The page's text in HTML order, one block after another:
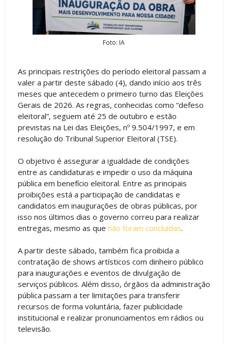
Foto: IA
As principais restrições do período eleitoral passam a
valer a partir deste sábado (4), dando início aos três
meses que antecedem o primeiro turno das Eleições
Gerais de 2026. As regras, conhecidas como “defeso
eleitoral”, seguem até 25 de outubro e estão
previstas na Lei das Eleições, nº 9.504/1997, e em
resolução do Tribunal Superior Eleitoral (TSE).
O objetivo é assegurar a igualdade de condições
entre as candidaturas e impedir o uso da máquina
pública em benefício eleitoral. Entre as principais
proibições está a participação de candidatas e
candidatos em inaugurações de obras públicas, por
isso nos últimos dias o governo correu para realizar
entregas, mesmo as que não foram concluídas.
A partir deste sábado, também fica proibida a
contratação de shows artísticos com dinheiro público
para inaugurações e eventos de divulgação de
serviços públicos. Além disso, órgãos da administração
pública passam a ter limitações para transferir
recursos de forma voluntária, fazer publicidade
institucional e realizar pronunciamentos em rádios ou
televisão.